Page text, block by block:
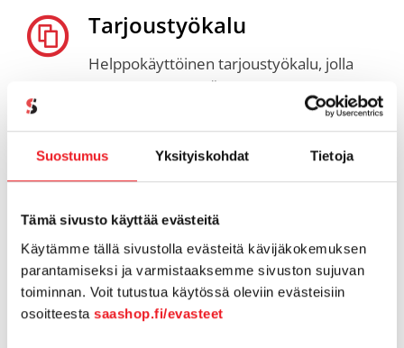
Suostumus Yksityiskohdat Tietoja
Tämä sivusto käyttää evästeitä
Käytämme tällä sivustolla evästeitä kävijäkokemuksen
parantamiseksi ja varmistaaksemme sivuston sujuvan
toiminnan. Voit tutustua käytössä oleviin evästeisiin
osoitteesta saashop.fi/evasteet
Tarjoustyökalu
Helppokäyttöinen tarjoustyökalu, jolla
erotut massasta. Älä menetä enää
avulla
helppoa, tallenna vain tärkeimmät
jälkeen lähetä tarjous.
CRM